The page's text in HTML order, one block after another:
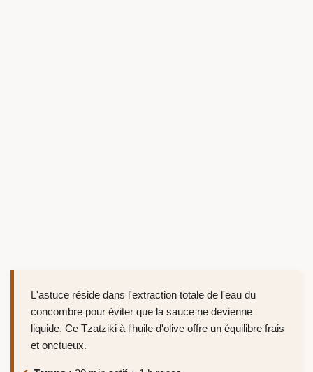
L'astuce réside dans l'extraction totale de l'eau du
concombre pour éviter que la sauce ne devienne
liquide. Ce Tzatziki à l'huile d'olive offre un équilibre frais
et onctueux.